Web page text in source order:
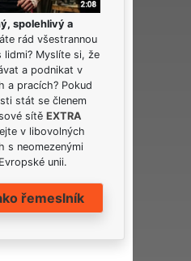
spolehlivý a
rád všestrannou
lidmi? Myslíte si, že
a podnikat v
a pracích? Pokud
stát se členem
sítěEXTRA
v libovolných
s neomezenými
unii.
řemeslník